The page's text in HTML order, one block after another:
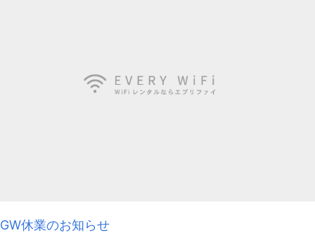
GW休業のお知らせ